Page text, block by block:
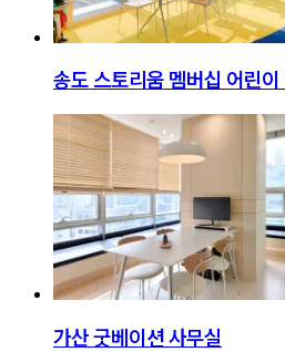
송도 스토리움 멤버십 어린
가산 굿베이션 사무실